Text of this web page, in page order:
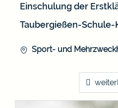
Einschulung der
Taubergießen-Schule-
Sport- und